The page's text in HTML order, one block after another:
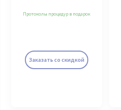
Заказать со скидкой
Протоколы процедур в подарок